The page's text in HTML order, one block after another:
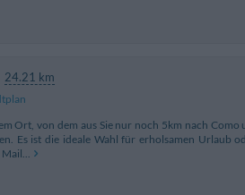
24.21 km
Ort, von dem aus Sie nur noch 5km nach Como
Es ist die ideale Wahl für erholsamen Urlaub